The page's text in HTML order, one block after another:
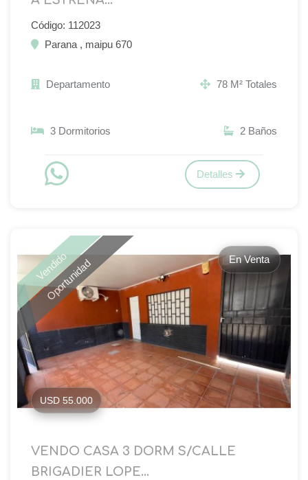
Código: 112023
Parana , maipu 670
Departamento 78 M² Totales
3 Dormitorios 2 Baños
Detalles
Vendido
Oportunidad En Venta
USD 55.000
VENDO CASA 3 DORM S/CALLE
BRIGADIER LOPE...